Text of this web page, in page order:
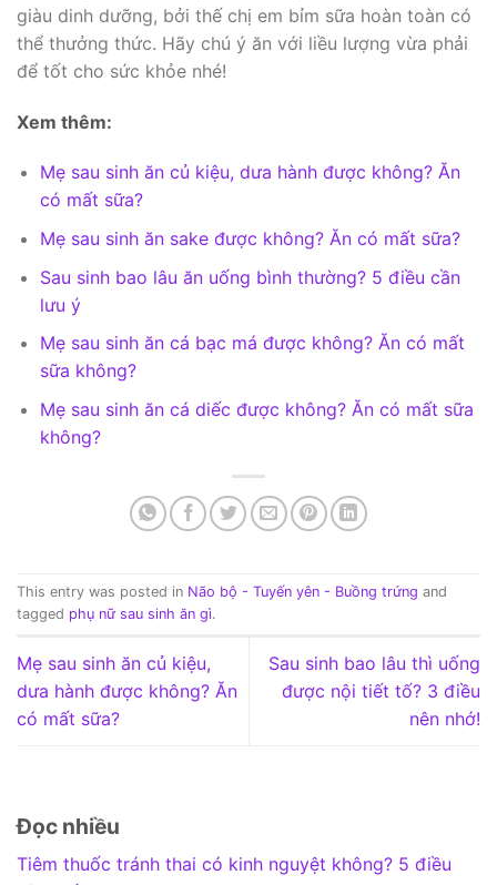
giàu dinh dưỡng, bởi thế chị em bỉm sữa hoàn toàn có
thể thưởng thức. Hãy chú ý ăn với liều lượng vừa phải
để tốt cho sức khỏe nhé!
Xem thêm:
Mẹ sau sinh ăn củ kiệu, dưa hành được không? Ăn
có mất sữa?
Mẹ sau sinh ăn sake được không? Ăn có mất sữa?
Sau sinh bao lâu ăn uống bình thường? 5 điều cần
lưu ý
Mẹ sau sinh ăn cá bạc má được không? Ăn có mất
sữa không?
Mẹ sau sinh ăn cá diếc được không? Ăn có mất sữa
không?
This entry was posted in Não bộ - Tuyến yên - Buồng trứng and
tagged phụ nữ sau sinh ăn gì.
Mẹ sau sinh ăn củ kiệu,
dưa hành được không? Ăn
có mất sữa?
Sau sinh bao lâu thì uống
được nội tiết tố? 3 điều
nên nhớ!
Đọc nhiều
Tiêm thuốc tránh thai có kinh nguyệt không? 5 điều